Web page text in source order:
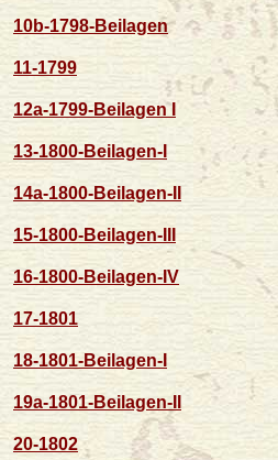
10b-1798-Beilagen
11-1799
12a-1799-Beilagen I
13-1800-Beilagen-I
14a-1800-Beilagen-II
15-1800-Beilagen-III
16-1800-Beilagen-IV
17-1801
18-1801-Beilagen-I
19a-1801-Beilagen-II
20-1802